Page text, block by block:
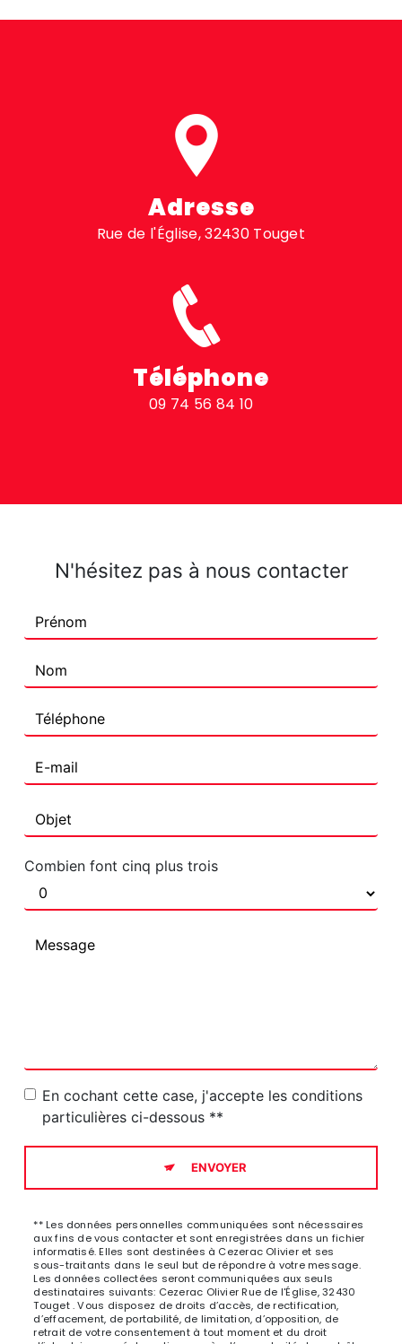
Adresse
Rue de l'Église, 32430 Touget
Téléphone
09 74 56 84 10
N'hésitez pas à nous contacter
Combien font cinq plus trois
En cochant cette case, j'accepte les conditions
particulières ci-dessous **
ENVOYER
** Les données personnelles communiquées sont nécessaires
aux fins de vous contacter et sont enregistrées dans un fichier
informatisé. Elles sont destinées à Cezerac Olivier et ses
sous-traitants dans le seul but de répondre à votre message.
Les données collectées seront communiquées aux seuls
destinataires suivants: Cezerac Olivier Rue de l'Église, 32430
Touget . Vous disposez de droits d’accès, de rectification,
d’effacement, de portabilité, de limitation, d’opposition, de
retrait de votre consentement à tout moment et du droit